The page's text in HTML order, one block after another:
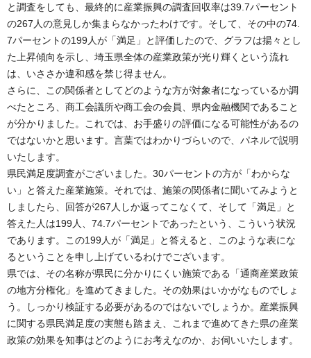
と調査をしても、最終的に産業振興の調査回収率は39.7パーセント
の267人の意見しか集まらなかったわけです。そして、その中の74.
7パーセントの199人が「満足」と評価したので、グラフは揚々とし
た上昇傾向を示し、埼玉県全体の産業政策が光り輝くという流れ
は、いささか違和感を禁じ得ません。
さらに、この関係者としてどのような方が対象者になっているか調
べたところ、商工会議所や商工会の会員、県内金融機関であること
が分かりました。これでは、お手盛りの評価になる可能性があるの
ではないかと思います。言葉ではわかりづらいので、パネルで説明
いたします。
県民満足度調査がございました。30パーセントの方が「わからな
い」と答えた産業施策。それでは、施策の関係者に聞いてみようと
しましたら、回答が267人しか返ってこなくて、そして「満足」と
答えた人は199人、74.7パーセントであったという、こういう状況
であります。この199人が「満足」と答えると、このような表にな
るということを申し上げているわけでございます。
県では、その名称が県民に分かりにくい施策である「通商産業政策
の地方分権化」を進めてきました。その効果はいかがなものでしょ
う。しっかり検証する必要があるのではないでしょうか。産業振興
に関する県民満足度の実態も踏まえ、これまで進めてきた県の産業
政策の効果を知事はどのようにお考えなのか、お伺いいたします。